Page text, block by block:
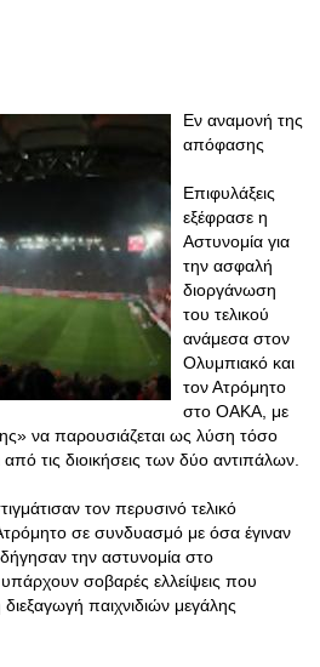
Εν αναμονή της
απόφασης
Επιφυλάξεις
εξέφρασε η
Αστυνομία για
την ασφαλή
διοργάνωση
του τελικού
ανάμεσα στον
Ολυμπιακό και
τον Ατρόμητο
στο ΟΑΚΑ, με
να παρουσιάζεται ως λύση τόσο
τις διοικήσεις των δύο αντιπάλων.
τον περυσινό τελικό
σε συνδυασμό με όσα έγιναν
την αστυνομία στο
σοβαρές ελλείψεις που
παιχνιδιών μεγάλης